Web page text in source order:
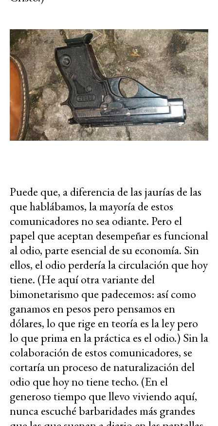
Puede que, a diferencia de las jaurías de las
que hablábamos, la mayoría de estos
comunicadores no sea odiante. Pero el
papel que aceptan desempeñar es funcional
al odio, parte esencial de su economía. Sin
ellos, el odio perdería la circulación que hoy
tiene. (He aquí otra variante del
bimonetarismo que padecemos: así como
ganamos en pesos pero pensamos en
dólares, lo que rige en teoría es la ley pero
lo que prima en la práctica es el odio.) Sin la
colaboración de estos comunicadores, se
cortaría un proceso de naturalización del
odio que hoy no tiene techo. (En el
generoso tiempo que llevo viviendo aquí,
nunca escuché barbaridades más grandes